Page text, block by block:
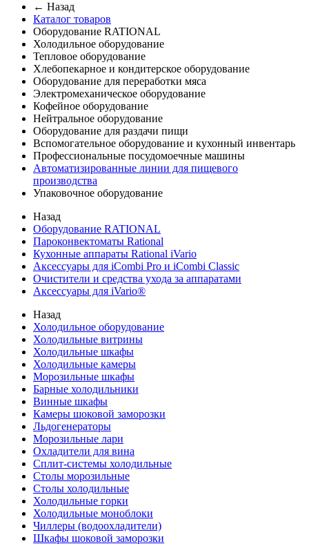
← Назад
Каталог товаров
Оборудование RATIONAL
Холодильное оборудование
Тепловое оборудование
Хлебопекарное и кондитерское оборудование
Оборудование для переработки мяса
Электромеханическое оборудование
Кофейное оборудование
Нейтральное оборудование
Оборудование для раздачи пищи
Вспомогательное оборудование и кухонный инвентарь
Профессиональные посудомоечные машины
Автоматизированные линии для пищевого
производства
Упаковочное оборудование
Назад
Оборудование RATIONAL
Пароконвектоматы Rational
Кухонные аппараты Rational iVario
Аксессуары для iCombi Pro и iCombi Classic
Очистители и средства ухода за аппаратами
Аксессуары для iVario®
Назад
Холодильное оборудование
Холодильные витрины
Холодильные шкафы
Холодильные камеры
Морозильные шкафы
Барные холодильники
Винные шкафы
Камеры шоковой заморозки
Льдогенераторы
Морозильные лари
Охладители для вина
Сплит-системы холодильные
Столы морозильные
Столы холодильные
Холодильные горки
Холодильные моноблоки
Чиллеры (водоохладители)
Шкафы шоковой заморозки